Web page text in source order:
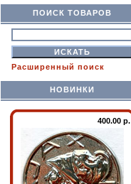
ПОИСК ТОВАРОВ
Расширенный поиск
НОВИНКИ
400.00 р.